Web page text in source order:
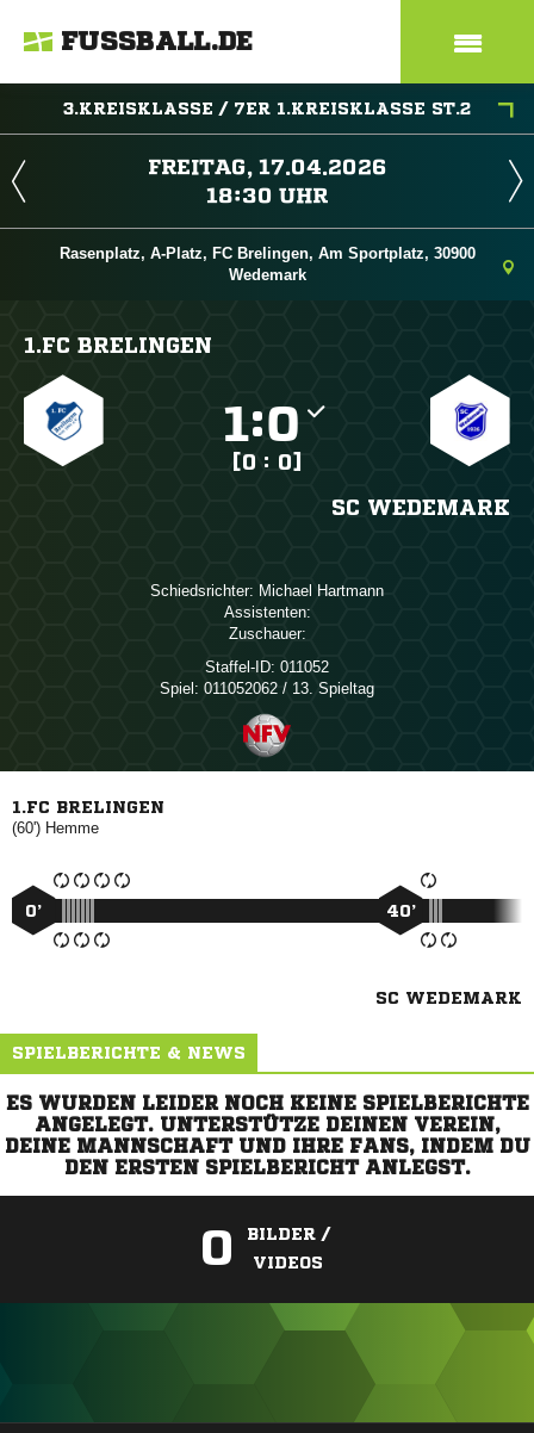
FUSSBALL.DE
3.KREISKLASSE / 7ER 1.KREISKLASSE ST.2
 
 
Rasenplatz, A-Platz, FC Brelingen, Am Sportplatz, 30900
Wedemark
1.FC BRELINGEN
:
[0 : 0]
SC WEDEMARK
Schiedsrichter:  
Assistenten:
Zuschauer:
Staffel-ID: 011052
Spiel: 011052062 / 13. Spieltag
1.FC BRELINGEN
(60') 
0’ 40’
SC WEDEMARK
SPIELBERICHTE & NEWS
ES WURDEN LEIDER NOCH KEINE SPIELBERICHTE
ANGELEGT. UNTERSTÜTZE DEINEN VEREIN,
DEINE MANNSCHAFT UND IHRE FANS, INDEM DU
DEN ERSTEN SPIELBERICHT ANLEGST.
0
BILDER /
VIDEOS